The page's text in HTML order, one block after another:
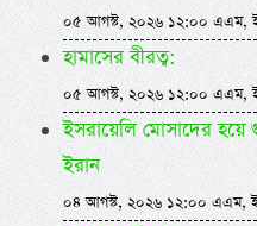
০৫ আগস্ট, ২০২৬ ১২:০০ এএম,
হামাসের বীরত্ব:
০৫ আগস্ট, ২০২৬ ১২:০০ এএম,
ইসরায়েলি মোসাদের হয়ে
ইরান
০৪ আগস্ট, ২০২৬ ১২:০০ এএম,